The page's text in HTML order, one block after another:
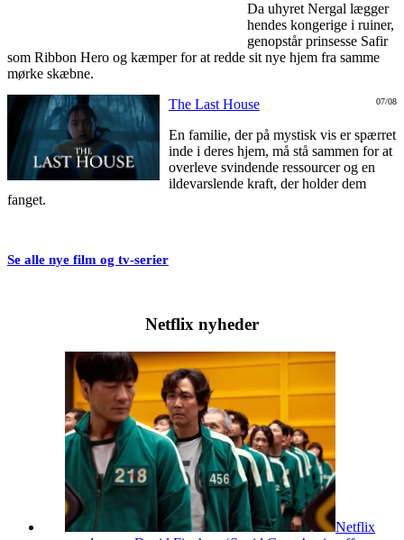
Da uhyret Nergal lægger
hendes kongerige i ruiner,
genopstår prinsesse Safir
som Ribbon Hero og kæmper for at redde sit nye hjem fra samme
mørke skæbne.
07/08
The Last House
En familie, der på mystisk vis er spærret
inde i deres hjem, må stå sammen for at
overleve svindende ressourcer og en
ildevarslende kraft, der holder dem
fanget.
Se alle nye film og tv-serier
Netflix nyheder
Netflix